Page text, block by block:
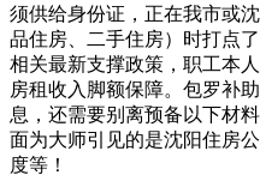
须供给身份证，正在我市或
品住房、二手住房）时打点
相关最新支撑政策，职工本
房租收入脚额保障。包罗补
息，还需要别离预备以下材
面为大师引见的是沈阳住房
度等！